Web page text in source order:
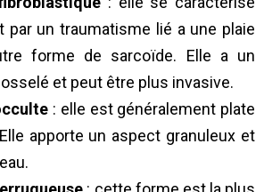
par un traumatisme lié a une plaie
forme de sarcoïde. Elle a un
et peut être plus invasive.
: elle est généralement plate
apporte un aspect granuleux et